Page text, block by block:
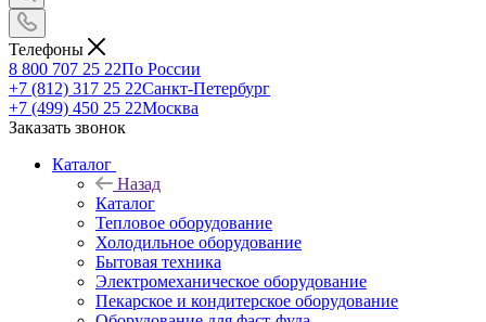
Телефоны
8 800 707 25 22По России
+7 (812) 317 25 22Санкт-Петербург
+7 (499) 450 25 22Москва
Заказать звонок
Каталог
Назад
Каталог
Тепловое оборудование
Холодильное оборудование
Бытовая техника
Электромеханическое оборудование
Пекарское и кондитерское оборудование